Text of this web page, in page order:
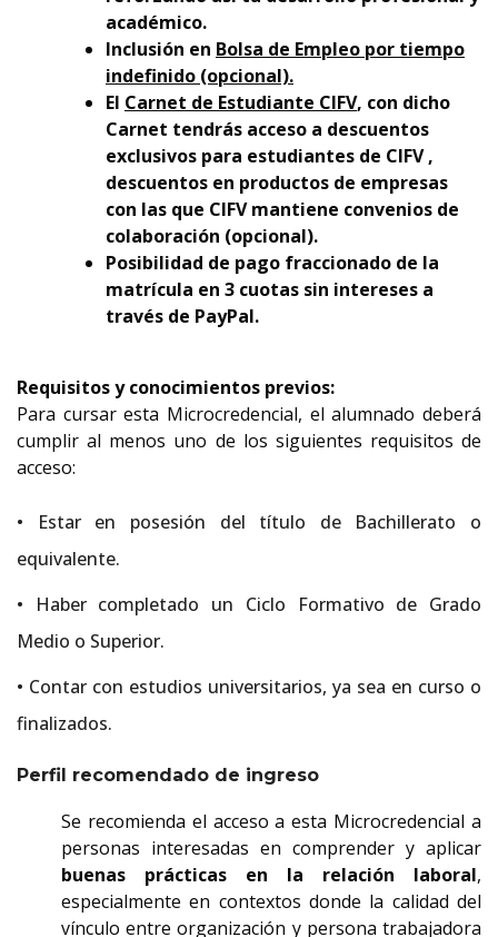
académico.
Inclusión en Bolsa de Empleo por tiempo
indefinido (opcional).
El Carnet de Estudiante CIFV, con dicho
Carnet tendrás acceso a descuentos
exclusivos para estudiantes de CIFV ,
descuentos en productos de empresas
con las que CIFV mantiene convenios de
colaboración (opcional).
Posibilidad de pago fraccionado de la
matrícula en 3 cuotas sin intereses a
través de PayPal.
Requisitos y conocimientos previos:
Para cursar esta Microcredencial, el alumnado deberá
cumplir al menos uno de los siguientes requisitos de
acceso:
• Estar en posesión del título de Bachillerato o
equivalente.
• Haber completado un Ciclo Formativo de Grado
Medio o Superior.
• Contar con estudios universitarios, ya sea en curso o
finalizados.
Perfil recomendado de ingreso
Se recomienda el acceso a esta Microcredencial a
personas interesadas en comprender y aplicar
buenas prácticas en la relación laboral,
especialmente en contextos donde la calidad del
vínculo entre organización y persona trabajadora